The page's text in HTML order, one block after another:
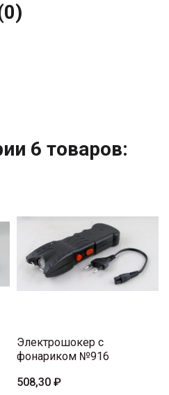
6 товаров:
Электрошокер с
фонариком №916
508,30 ₽